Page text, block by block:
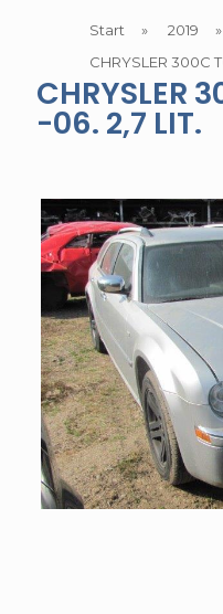
Start » 2019
»
CHRYSLER 300C
CHRYSLER
-06. 2,7 LIT.